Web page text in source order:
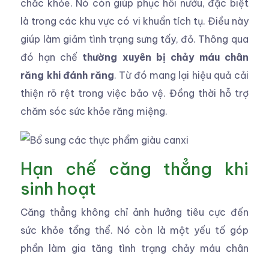
chắc khỏe. Nó còn giúp phục hồi nướu, đặc biệt
là trong các khu vực có vi khuẩn tích tụ. Điều này
giúp làm giảm tình trạng sưng tấy, đỏ. Thông qua
đó hạn chế thường xuyên bị chảy máu chân
răng khi đánh răng. Từ đó mang lại hiệu quả cải
thiện rõ rệt trong việc bảo vệ. Đồng thời hỗ trợ
chăm sóc sức khỏe răng miệng.
Hạn chế căng thẳng khi
sinh hoạt
Căng thẳng không chỉ ảnh hưởng tiêu cực đến
sức khỏe tổng thể. Nó còn là một yếu tố góp
phần làm gia tăng tình trạng chảy máu chân